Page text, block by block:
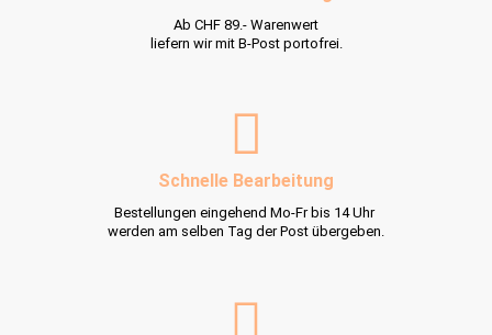
Ab CHF 89.- Warenwert
liefern wir mit B-Post portofrei.
Schnelle Bearbeitung
Bestellungen eingehend Mo-Fr bis 14 Uhr
werden am selben Tag der Post übergeben.